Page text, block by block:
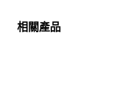
相關產品